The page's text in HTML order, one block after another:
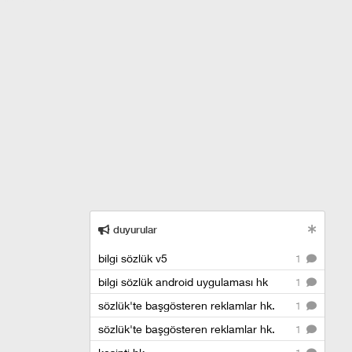
duyurular
1
bilgi sözlük v5
1
bilgi sözlük android uygulaması hk
1
sözlük'te başgösteren reklamlar hk.
1
sözlük'te başgösteren reklamlar hk.